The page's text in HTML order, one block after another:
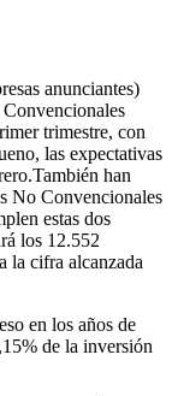
anunciantes)
trimestre, con
las expectativas
han
No Convencionales
estas dos
los 12.552
la cifra alcanzada
en los años de
de la inversión